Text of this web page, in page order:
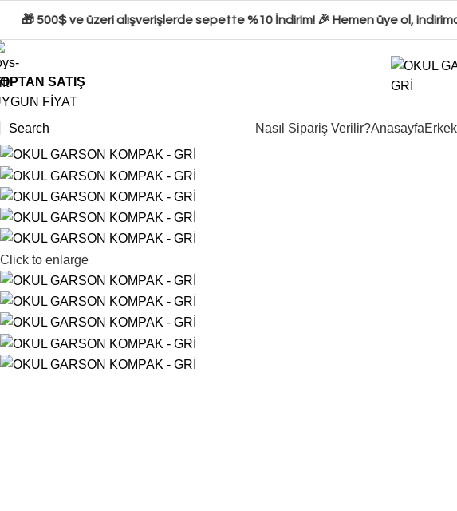
🎁 500$ ve üzeri alışverişlerde sepette %10 İndirim! 🎉 Hemen üye ol,
SATIŞ
FİYAT
Search Nasıl Sipariş Verilir?AnasayfaErkek
Click to enlarge